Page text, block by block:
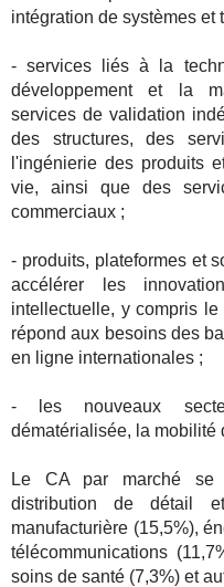
intégration de systèmes et
- services liés à la
développement et la
services de validation
des structures, des
l'ingénierie des produits
vie, ainsi que des
commerciaux ;
- produits, plateformes et
accélérer les
intellectuelle, y compris
répond aux besoins des
en ligne internationales ;
- les nouveaux
dématérialisée, la mobilité
Le CA par marché se
distribution de détail
manufacturière (15,5%),
télécommunications
soins de santé (7,3%) et